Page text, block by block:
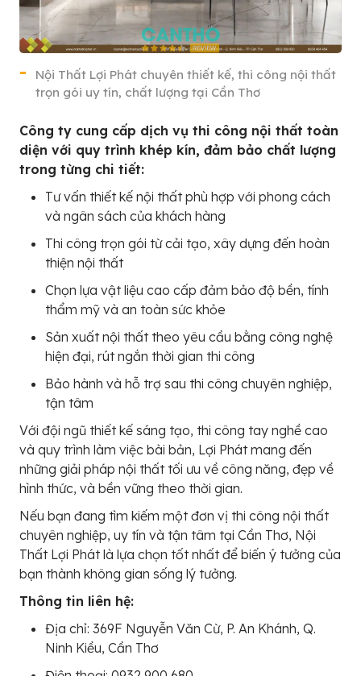
Nội Thất Lợi Phát chuyên thiết kế, thi công nội thất
trọn gói uy tín, chất lượng tại Cần Thơ
Công ty cung cấp dịch vụ thi công nội thất toàn
diện với quy trình khép kín, đảm bảo chất lượng
trong từng chi tiết:
Tư vấn thiết kế nội thất phù hợp với phong cách
và ngân sách của khách hàng
Thi công trọn gói từ cải tạo, xây dựng đến hoàn
thiện nội thất
Chọn lựa vật liệu cao cấp đảm bảo độ bền, tính
thẩm mỹ và an toàn sức khỏe
Sản xuất nội thất theo yêu cầu bằng công nghệ
hiện đại, rút ngắn thời gian thi công
Bảo hành và hỗ trợ sau thi công chuyên nghiệp,
tận tâm
Với đội ngũ thiết kế sáng tạo, thi công tay nghề cao
và quy trình làm việc bài bản, Lợi Phát mang đến
những giải pháp nội thất tối ưu về công năng, đẹp về
hình thức, và bền vững theo thời gian.
Nếu bạn đang tìm kiếm một đơn vị thi công nội thất
chuyên nghiệp, uy tín và tận tâm tại Cần Thơ, Nội
Thất Lợi Phát là lựa chọn tốt nhất để biến ý tưởng của
bạn thành không gian sống lý tưởng.
Thông tin liên hệ:
Địa chỉ: 369F Nguyễn Văn Cừ, P. An Khánh, Q.
Ninh Kiều, Cần Thơ